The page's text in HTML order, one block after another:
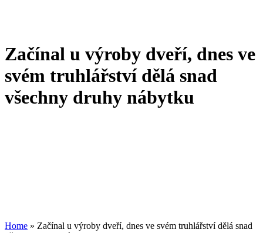
Začínal u výroby dveří, dnes ve
svém truhlářství dělá snad
všechny druhy nábytku
Home » Začínal u výroby dveří, dnes ve svém truhlářství dělá snad